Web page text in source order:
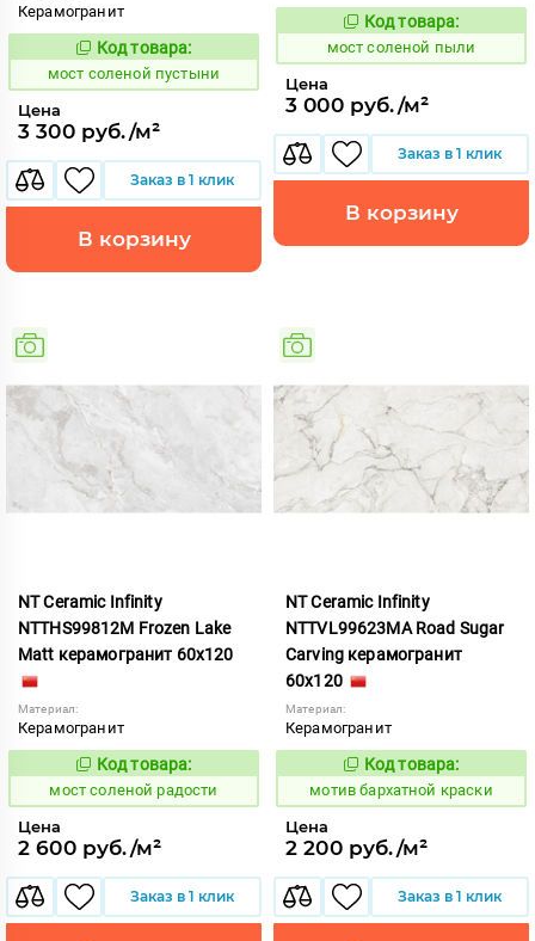
Керамогранит
1027325
Код товара:
мост соленой пустыни
Цена
3 300 руб./м²
Заказ в 1 клик
В корзину
1027326
Код товара:
мост соленой пыли
Цена
3 000 руб./м²
Заказ в 1 клик
В корзину
NT Ceramic Infinity
NTTHS99812M Frozen Lake
Matt керамогранит 60x120
Материал:
Керамогранит
1027327
Код товара:
мост соленой радости
Цена
2 600 руб./м²
Заказ в 1 клик
NT Ceramic Infinity
NTTVL99623MA Road Sugar
Carving керамогранит
60x120
Материал:
Керамогранит
1031664
Код товара:
мотив бархатной краски
Цена
2 200 руб./м²
Заказ в 1 клик